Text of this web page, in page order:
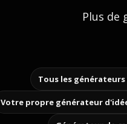
Plus de
Tous les générateurs
Votre propre générateur